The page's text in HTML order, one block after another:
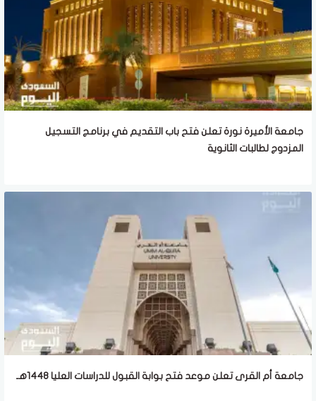
جامعة الأميرة نورة تعلن فتح باب التقديم في برنامج التسجيل
المزدوج لطالبات الثانوية
جامعة أم القرى تعلن موعد فتح بوابة القبول للدراسات العليا 1448هـ